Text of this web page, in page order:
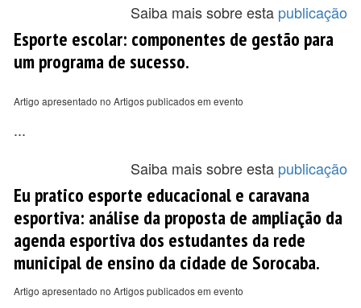
Saiba mais sobre esta publicação
Esporte escolar: componentes de gestão para
um programa de sucesso.
Artigo apresentado no Artigos publicados em evento
...
Saiba mais sobre esta publicação
Eu pratico esporte educacional e caravana
esportiva: análise da proposta de ampliação da
agenda esportiva dos estudantes da rede
municipal de ensino da cidade de Sorocaba.
Artigo apresentado no Artigos publicados em evento